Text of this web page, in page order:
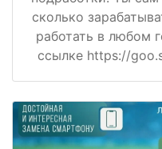
сколько
работать в любом
ссылке https://